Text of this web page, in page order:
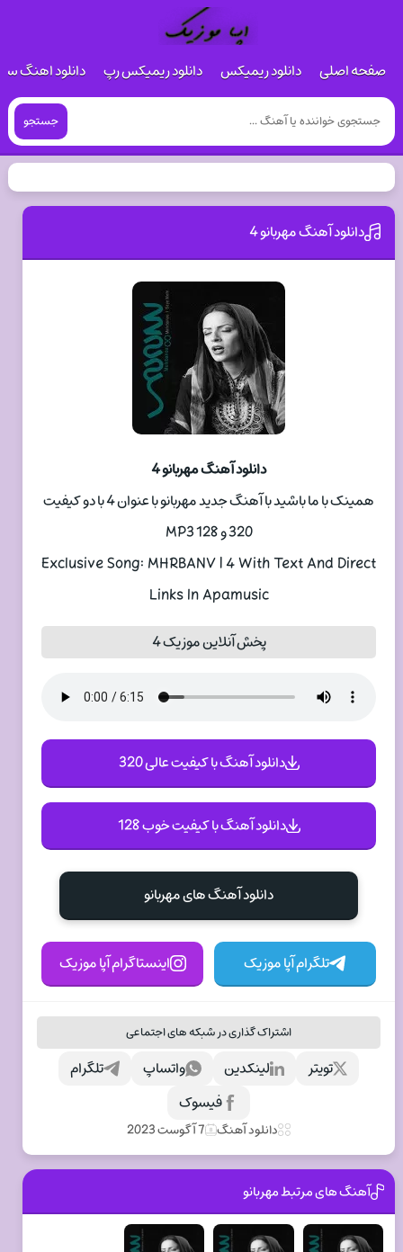
صفحه اصلی دانلود ریمیکس دانلود ریمیکس رپ دانلود اهنگ
جستجو
دانلود آهنگ مهربانو 4
دانلود آهنگ مهربانو 4
همینک با ما باشید با آهنگ جدید مهربانو با عنوان 4 با دو کیفیت
320 و 128 MP3
Exclusive Song: MHRBANV | 4 With Text And Direct
Links In Apamusic
پخش آنلاین موزیک 4
دانلود آهنگ با کیفیت عالی 320
دانلود آهنگ با کیفیت خوب 128
دانلود آهنگ های مهربانو
تلگرام آپا موزیک اینستاگرام آپا موزیک
اشتراک گذاری در شبکه های اجتماعی
تلگرام واتساپ لینکدین
تویتر
فیسوک
دانلود آهنگ 7 آگوست 2023
آهنگ های مرتبط مهربانو